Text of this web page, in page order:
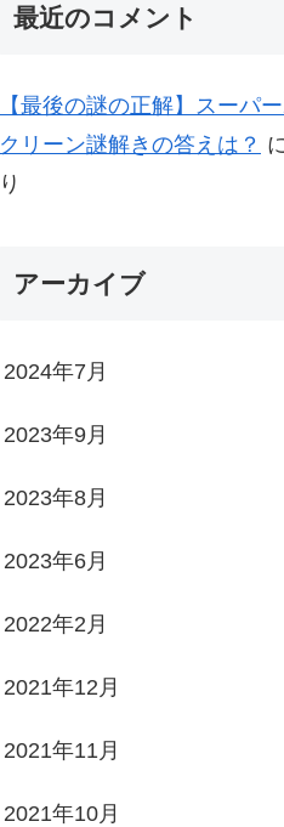
最近のコメント
【最後の謎の正解】スーパ
クリーン謎解きの答えは？
り
アーカイブ
2024年7月
2023年9月
2023年8月
2023年6月
2022年2月
2021年12月
2021年11月
2021年10月